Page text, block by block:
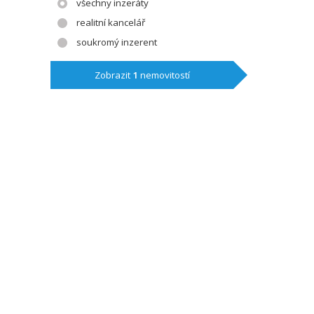
všechny inzeráty
realitní kancelář
soukromý inzerent
Zobrazit 1 nemovitostí